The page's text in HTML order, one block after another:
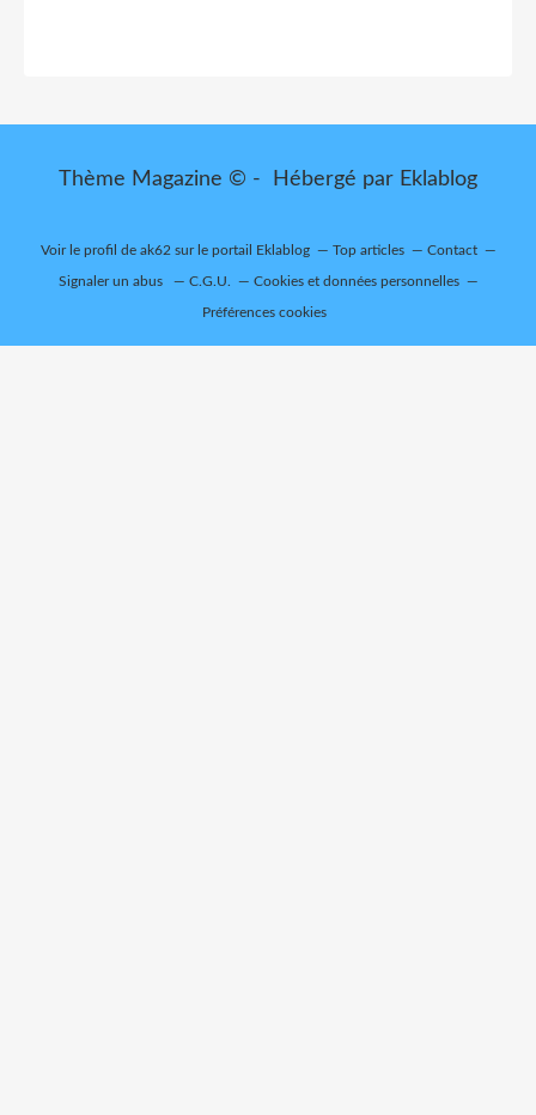
Thème Magazine © - Hébergé par Eklablog
Voir le profil de ak62 sur le portail Eklablog Top articles Contact
Signaler un abus C.G.U. Cookies et données personnelles
Préférences cookies